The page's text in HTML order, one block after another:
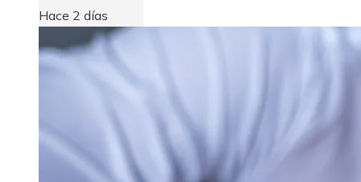
Hace 2 días